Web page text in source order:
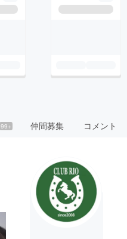
99+ 仲間募集 コメント